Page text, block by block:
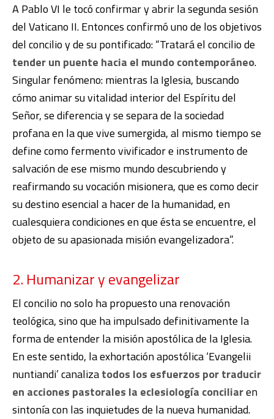
A Pablo VI le tocó confirmar y abrir la segunda sesión
del Vaticano II. Entonces confirmó uno de los objetivos
del concilio y de su pontificado: “Tratará el concilio de
tender un puente hacia el mundo contemporáneo.
Singular fenómeno: mientras la Iglesia, buscando
cómo animar su vitalidad interior del Espíritu del
Señor, se diferencia y se separa de la sociedad
profana en la que vive sumergida, al mismo tiempo se
define como fermento vivificador e instrumento de
salvación de ese mismo mundo descubriendo y
reafirmando su vocación misionera, que es como decir
su destino esencial a hacer de la humanidad, en
cualesquiera condiciones en que ésta se encuentre, el
objeto de su apasionada misión evangelizadora”.
2. Humanizar y evangelizar
El concilio no solo ha propuesto una renovación
teológica, sino que ha impulsado definitivamente la
forma de entender la misión apostólica de la Iglesia.
En este sentido, la exhortación apostólica ‘Evangelii
nuntiandi’ canalizatodos los esfuerzos por traducir
en acciones pastorales la eclesiología conciliaren
sintonía con las inquietudes de la nueva humanidad.